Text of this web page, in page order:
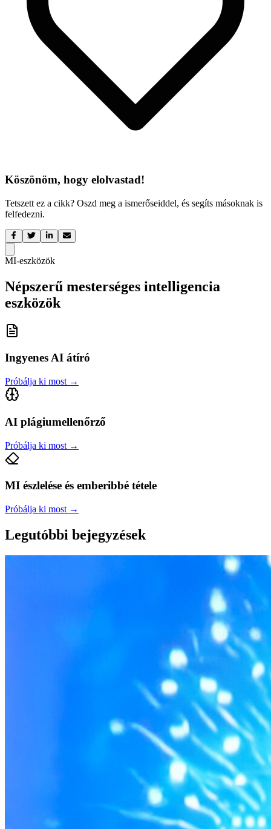
Köszönöm, hogy elolvastad!
Tetszett ez a cikk? Oszd meg a ismerőseiddel, és segíts másoknak is
felfedezni.
MI-eszközök
Népszerű mesterséges intelligencia
eszközök
Ingyenes AI átíró
Próbálja ki most →
AI plágiumellenőrző
Próbálja ki most →
MI észlelése és emberibbé tétele
Próbálja ki most →
Legutóbbi bejegyzések